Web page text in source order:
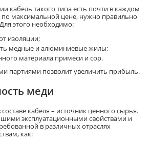
кабель такого типа есть почти в каждом
по максимальной цене, нужно правильно
этого необходимо:
изоляции;
медные и алюминиевые жилы;
материала примеси и сор.
партиями позволит увеличить прибыль.
меди
кабеля – источник ценного сырья.
эксплуатационными свойствами и
в различных отраслях
как: